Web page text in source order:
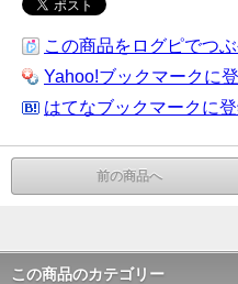
この商品をログピでつぶ
Yahoo!ブックマークに
はてなブックマークに
前の商品へ
この商品のカテゴリー